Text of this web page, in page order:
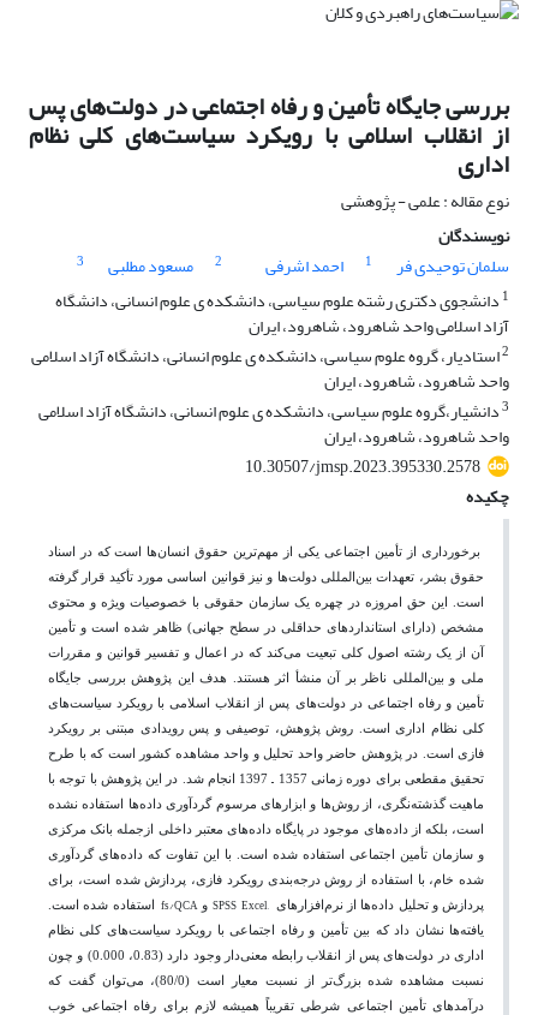
بررسی جایگاه تأمین و رفاه اجتماعی در دولت‌های پس
از انقلاب اسلامی با رویکرد سیاست‌های کلی نظام
اداری
نوع مقاله : علمی - پژوهشی
نویسندگان
سلمان توحیدی فر
1 احمد اشرفی 2 مسعود مطلبی
3
1 دانشجوی دکتری رشته علوم سیاسی، دانشکده ی علوم انسانی، دانشگاه
آزاد اسلامی واحد شاهرود، شاهرود، ایران
2استادیار، گروه علوم سیاسی، دانشکده ی علوم انسانی، دانشگاه آزاد اسلامی
واحد شاهرود، شاهرود، ایران
3دانشیار،گروه علوم سیاسی، دانشکده ی علوم انسانی، دانشگاه آزاد اسلامی
واحد شاهرود، شاهرود، ایران
10.30507/jmsp.2023.395330.2578
چکیده
برخورداری از تأمین اجتماعی یکی از مهم‌ترین حقوق انسان‌ها
ست که در اسناد
حقوق بشر، تعهدات بین‌المللی دولت‌ها و نیز قوانین اساسی مورد تأکید قرار گرفته
است. این حق امروزه در چهره یک سازمان حقوقی با خصوصیات ویژه و محتوی
مشخص (دارای استانداردهای حداقلی در سطح جهانی) ظاهر شده است و تأمین
آن از یک رشته اصول کلی تبعیت می‌کند که در اعمال و تفسیر قوانین و مقررات
ملی و بین‌المللی ناظر بر آن منشأ اثر هستند. هدف این پژوهش بررسی جایگاه
تأمین و رفاه اجتماعی در دولت‌های پس از انقلاب اسلامی با رویکرد سیاست‌های
کلی نظام اداری است. روش پژوهش، توصیفی و پس رویدادی مبتنی بر رویکرد
فازی است. در پژوهش حاضر واحد تحلیل و واحد مشاهده کشور است که با طرح
تحقیق مقطعی برای دوره زمانی 1357
–
1397 انجام شد. در این پژوهش با توجه با
ماهیت گذشته‌نگری، از روش‌ها و ابزارهای مرسوم گردآوری داده‌ها استفاده نشده
است، بلکه از داده‌های موجود در پایگاه داده‌های معتبر داخلی ازجمله بانک مرکزی
و سازمان تأمین اجتماعی استفاده شده است. با این تفاوت که داده‌های گردآوری
شده خام، با استفاده از روش درجه‌بندی رویکرد فازی، پردازش شده است، برای
پردازش و تحلیل داده‌ها از نرم‌افزارهای Excel,
SPSS و fs/QCA
استفاده شده است.
یافته‌ها نشان داد که بین تأمین و رفاه اجتماعی با رویکرد سیاست‌های کلی نظام
اداری در دولت‌های پس از انقلاب رابطه معنی‌دار وجود دارد (0.83، 0.000) و چون
نسبت مشاهده شده بزرگ‌تر از نسبت معیار است (80/0)، می‌توان گفت که
درآمدهای تأمین اجتماعی شرطی تقریباً همیشه لازم برای رفاه اجتماعی خوب